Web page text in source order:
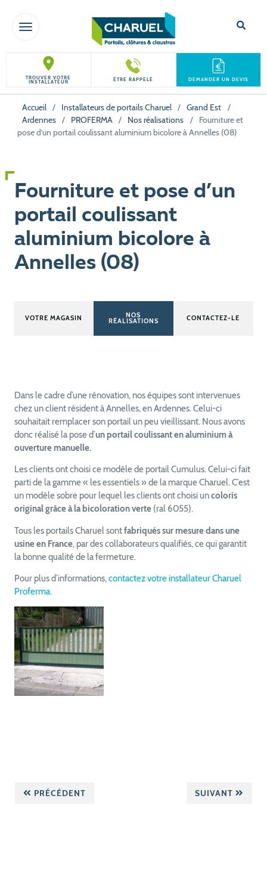
TOGGLE NAVIGATION
TROUVER VOTRE
INSTALLATEUR ÊTRE RAPPELÉ DEMANDER UN DEVIS
Accueil / Installateurs de portails Charuel / Grand Est
/
Ardennes / PROFERMA / Nos réalisations /
Fourniture et
pose d’un portail coulissant aluminium bicolore à Annelles (08)
Fourniture et pose d’un
portail coulissant
aluminium bicolore à
Annelles (08)
VOTRE MAGASIN NOS
RÉALISATIONS CONTACTEZ-LE
Dans le cadre d’une rénovation, nos équipes sont intervenues
chez un client résident à Annelles, en Ardennes. Celui-ci
souhaitait remplacer son portail un peu vieillissant. Nous avons
donc réalisé la pose d’un portail coulissant en aluminium à
ouverture manuelle.
Les clients ont choisi ce modèle de portail Cumulus. Celui-ci fait
parti de la gamme « les essentiels » de la marque Charuel. C’est
un modèle sobre pour lequel les clients ont choisi uncoloris
original grâce à la bicoloration verte(ral 6055).
Tous les portails Charuel sontfabriqués sur mesure dans une
usine en France, par des collaborateurs qualifiés, ce qui garantit
la bonne qualité de la fermeture.
Pour plus d’informations,contactez votre installateur Charuel
Proferma.
PRÉCÉDENT SUIVANT